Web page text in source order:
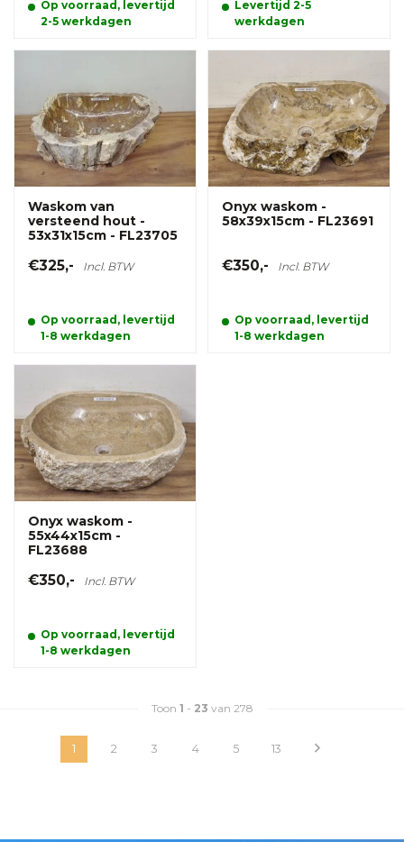
Op voorraad, levertijd
2-5 werkdagen
Levertijd 2-5
werkdagen
Waskom van
versteend hout -
53x31x15cm - FL23705
€325,- Incl. BTW
Op voorraad, levertijd
1-8 werkdagen
Onyx waskom -
58x39x15cm - FL23691
€350,- Incl. BTW
Op voorraad, levertijd
1-8 werkdagen
Onyx waskom -
55x44x15cm -
FL23688
€350,- Incl. BTW
Op voorraad, levertijd
1-8 werkdagen
Toon 1 - 23 van 278
1 2 3 4 5 13